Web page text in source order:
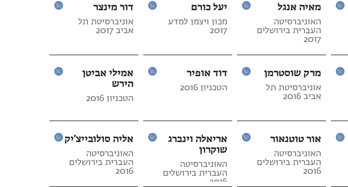
מאיה אנגל
האוניברסיטה
העברית בירושלים
2017
יעל כורם
מכון ויצמן למדע
2017
דור מינצר
אוניברסיטת תל
אביב 2017
מרק שוסטרמן
אוניברסיטת תל
אביב 2016
דוד אופיר
הטכניון 2016
אמילי אביטן
הירש
הטכניון 2016
אור טוטנאור
האוניברסיטה
העברית בירושלים
2016
אריאלה וינברג
שוקרון
האוניברסיטה
העברית בירושלים
2016
אליה סולובייצ'יק
האוניברסיטה
העברית בירושלים
2016